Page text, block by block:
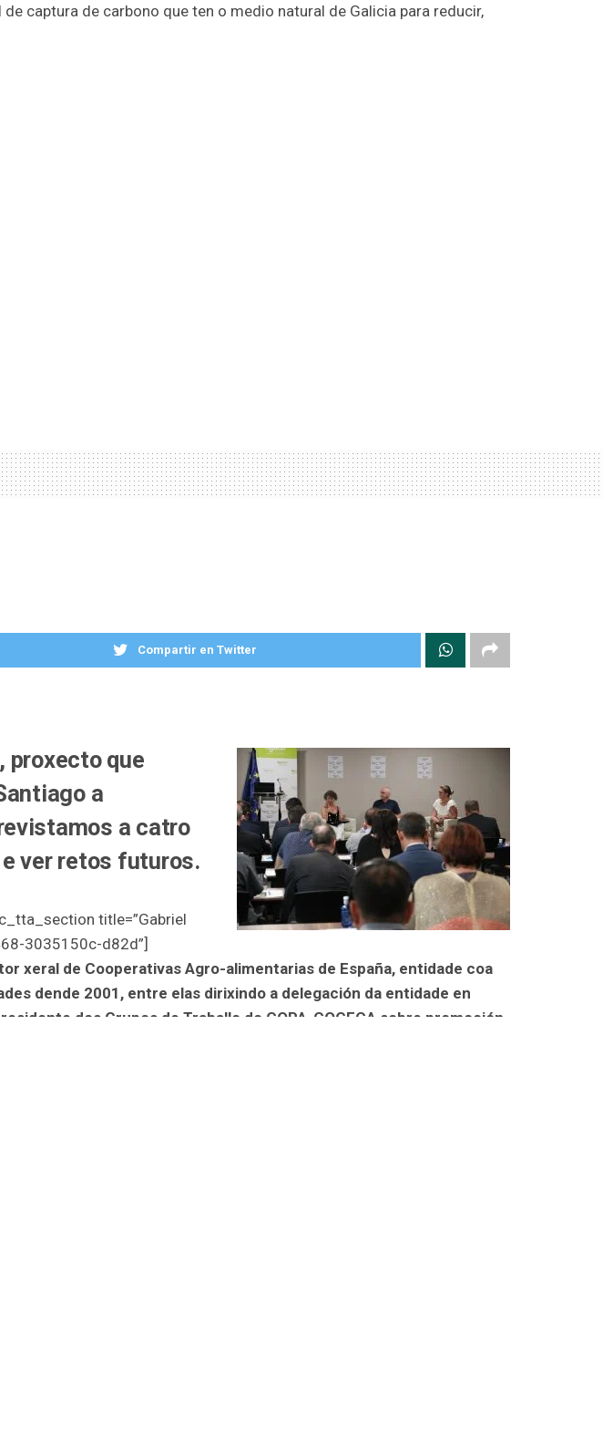
captura de carbono que ten o medio natural de Galicia para reducir,
Compartir en Twitter
proxecto que
a
a catro
ver retos futuros.
title=”Gabriel
3035150c-d82d”]
xeral de Cooperativas Agro-alimentarias de España, entidade coa
dende 2001, entre elas dirixindo a delegación da entidade en
dos Grupos de Traballo do COPA-COGECA sobre promoción